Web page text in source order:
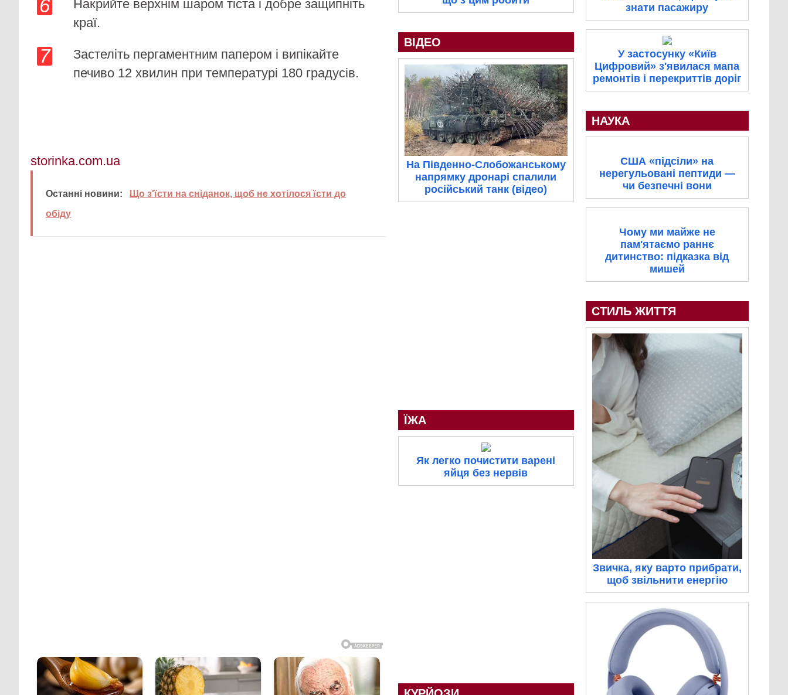
Накрийте верхнім шаром тіста і добре защипніть
краї.
Застеліть пергаментним папером і випікайте
печиво 12 хвилин при температурі 180 градусів.
storinka.com.ua
Останні новини:
Що з'їсти на сніданок, щоб не хотілося їсти до
обіду
ВІДЕО
На Південно-Слобожанському
напрямку дронарі спалили
російський танк (відео)
ЇЖА
Як легко почистити варені
яйця без нервів
знати пасажиру
У застосунку «Київ
Цифровий» з'явилася мапа
ремонтів і перекриттів доріг
НАУКА
США «підсіли» на
нерегульовані пептиди —
чи безпечні вони
Чому ми майже не
пам'ятаємо раннє
дитинство: підказка від
мишей
СТИЛЬ ЖИТТЯ
Звичка, яку варто прибрати,
щоб звільнити енергію